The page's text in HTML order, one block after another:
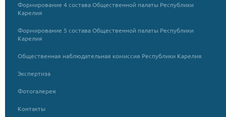
Формирование 4 состава Общественной палаты Республики
Карелия
Формирование 5 состава Общественной палаты Республики
Карелия
Общественная наблюдательная комиссия Республики Карелия
Экспертиза
Фотогалерея
Контакты